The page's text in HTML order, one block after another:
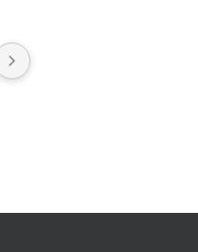
Dachbox verleih und